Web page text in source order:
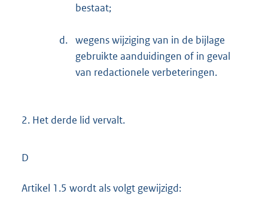
bestaat;
d. wegens wijziging van in de bijlage
gebruikte aanduidingen of in geval
van redactionele verbeteringen.
2. Het derde lid vervalt.
D
Artikel 1.5 wordt als volgt gewijzigd: